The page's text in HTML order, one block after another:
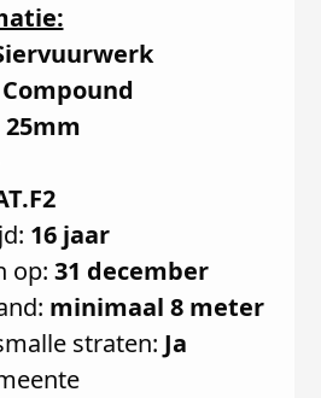
Compound
25mm
16 jaar
op: 31 december
minimaal 8 meter
straten: Ja